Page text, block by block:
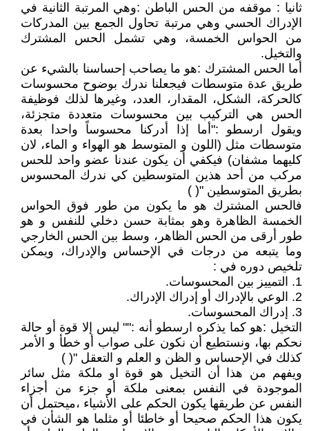
ثانيا : موقفه من الحس الباطن :وهي المرتبة الثانية في
الإدراك الحسي وهي مرتبة تحاول الجمع بين المدركات
من الحواس الخمسة، وهي تشمل الحس المشترك
والتخيل.
أما الحس المشترك :هو ما يصاحب إحساسنا بالشيء عن
طريق عدة متوسطات فيجعلنا ندرك بوضوح محسوسات
كالحركة، الشكل، المقدار، العدد، وغيرها لذلك فوظيفة
الحس هي التركيب بين محسوسات متعددة متجزئة،
ويقول ارسطو :"أما إذا أدركنا محسوساً واحدا بعدة
متوسطات مثل (اللون و المتوسط هو الهواء و الماء، لان
كليهما مشفان) فيكفي أن يكون عندنا عضو واحد للحس
مركب من أحد هذين المتوسطين كي ندرك المحسوس
بطريق المتوسطين "( )
فالحس المشترك هو ما يكون من طور فوق الحواس
الخمسة الظاهرة وهو بمثابة حسن دخلي للنفس و هو
طور أرقى من الحس الظاهر، وسط بين الحس الخارجي
وما يتبعه من درجات في الإحساس والإدراك، ويمكن
تلخيص دوره في :
1. التمييز بين المحسوسات.
2. الوعي بالإدراك أو إدراك الإدراك.
3. إدراك المحسوسات.
التخيل :هو كما يذكره ارسطو أنه :"" ليس إلا قوة أو حالة
نحكم بها، ونستطيع أن نكون على صواب أو خطأ و الأمر
كذلك في الإحساس و الظن و العلم و التعقل "( )
ويفهم من هذا أن التخيل هو قوة او ملكة مثل سائر
الموجودة في النفس بمعنى ملكة أو جزء من أجزاء
النفس عن طريقها يكون الحكم على الأشياء ،ميحتمل أن
يكون هذا الحكم صحيحا أو خاطئا أو مثلما هو الشأن في